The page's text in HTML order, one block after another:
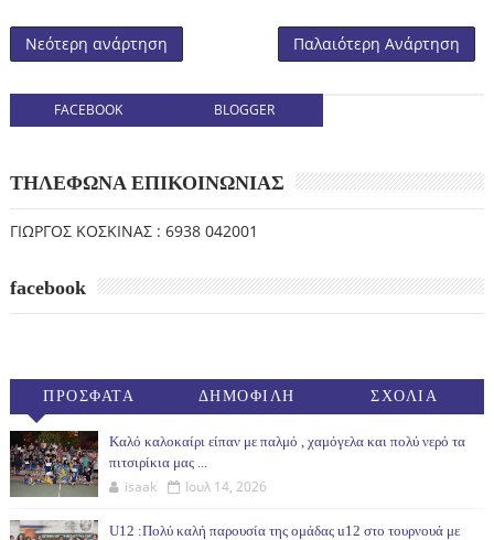
Νεότερη ανάρτηση Παλαιότερη Ανάρτηση
FACEBOOK BLOGGER
ΤΗΛΕΦΩΝΑ ΕΠΙΚΟΙΝΩΝΙΑΣ
ΓΙΩΡΓΟΣ ΚΟΣΚΙΝΑΣ : 6938 042001
facebook
ΠΡΟΣΦΑΤΑ ΔΗΜΟΦΙΛΗ ΣΧΟΛΙΑ
Καλό καλοκαίρι είπαν με παλμό , χαμόγελα και πολύ νερό τα
πιτσιρίκια μας ...
isaak Ιουλ 14, 2026
U12 :Πολύ καλή παρουσία της ομάδας u12 στο τουρνουά με